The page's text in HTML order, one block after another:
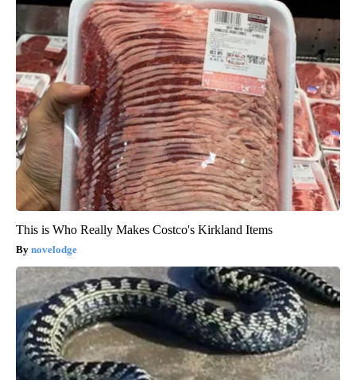
This is Who Really Makes Costco's Kirkland Items
novelodge